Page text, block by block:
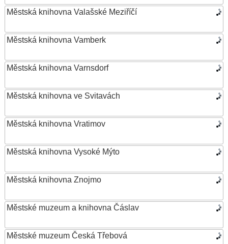
Městská knihovna Valašské Meziříčí
Městská knihovna Vamberk
Městská knihovna Varnsdorf
Městská knihovna ve Svitavách
Městská knihovna Vratimov
Městská knihovna Vysoké Mýto
Městská knihovna Znojmo
Městské muzeum a knihovna Čáslav
Městské muzeum Česká Třebová